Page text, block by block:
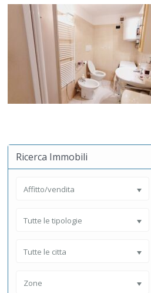
Ricerca Immobili
Affitto/vendita
Tutte le tipologie
Tutte le citta
Zone